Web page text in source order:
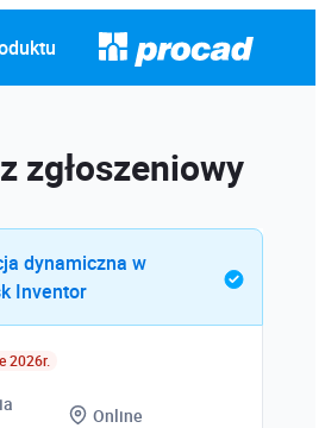
zgłoszeniowy
dynamiczna w
Inventor
2026r.
Online